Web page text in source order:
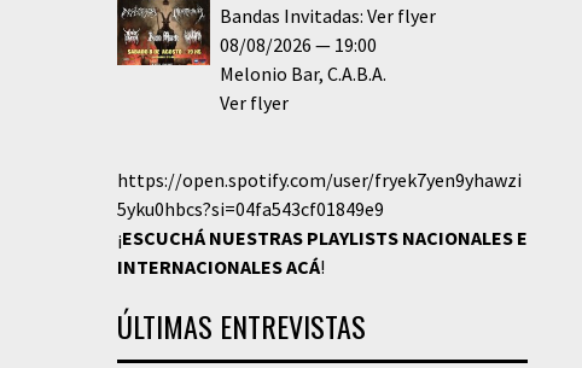
Bandas Invitadas: Ver flyer
08/08/2026
19:00
Melonio Bar C.A.B.A.
Ver flyer
https://open.spotify.com/user/fryek7yen9yhawzi
5yku0hbcs?si=04fa543cf01849e9
¡ESCUCHÁ NUESTRAS PLAYLISTS NACIONALES E
INTERNACIONALESACÁ!
ÚLTIMAS ENTREVISTAS